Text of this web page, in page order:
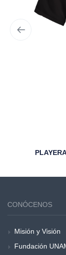
CONÓCENOS
Misión y Visión
Fundación